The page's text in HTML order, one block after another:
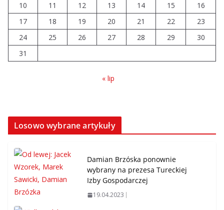
10
11 12 13 14 15
16
17
18 19 20 21 22
23
24
25 26 27 28 29
30
31
« lip
Losowo wybrane artykuły
Damian Brzóska ponownie
wybrany na prezesa Tureckiej
Izby Gospodarczej
19.04.2023